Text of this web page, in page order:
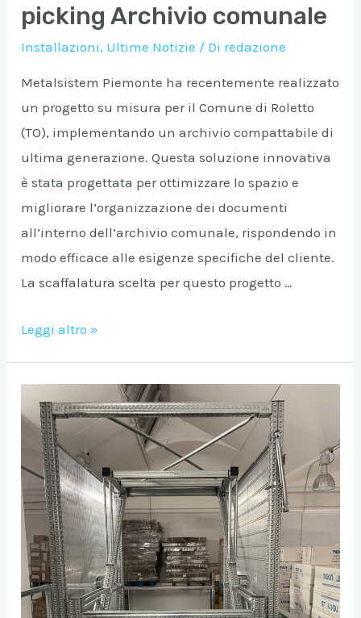
picking Archivio comunale
Installazioni, Ultime Notizie / Di redazione
Metalsistem Piemonte ha recentemente realizzato
un progetto su misura per il Comune di Roletto
(TO), implementando un archivio compattabile di
ultima generazione. Questa soluzione innovativa
è stata progettata per ottimizzare lo spazio e
migliorare l’organizzazione dei documenti
all’interno dell’archivio comunale, rispondendo in
modo efficace alle esigenze specifiche del cliente.
La scaffalatura scelta per questo progetto …
Scaffalatura
Archivio
comunale
Leggi altro »